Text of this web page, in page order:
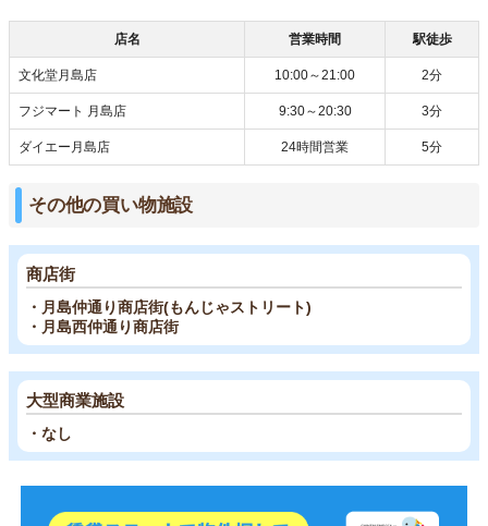
店名 営業時間 駅徒歩
文化堂月島店 10:00～21:00 2分
フジマート 月島店 9:30～20:30 3分
ダイエー月島店 24時間営業 5分
その他の買い物施設
商店街
・月島仲通り商店街(もんじゃストリート)
・月島西仲通り商店街
大型商業施設
・なし